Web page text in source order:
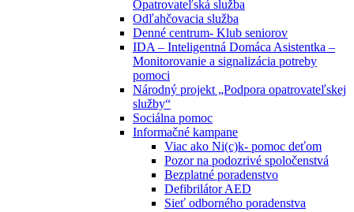
Opatrovateľská služba
Odľahčovacia služba
Denné centrum- Klub seniorov
IDA – Inteligentná Domáca Asistentka –
Monitorovanie a signalizácia potreby
pomoci
Národný projekt „Podpora opatrovateľskej
služby“
Sociálna pomoc
Informačné kampane
Viac ako Ni(c)k- pomoc deťom
Pozor na podozrivé spoločenstvá
Bezplatné poradenstvo
Defibrilátor AED
Sieť odborného poradenstva